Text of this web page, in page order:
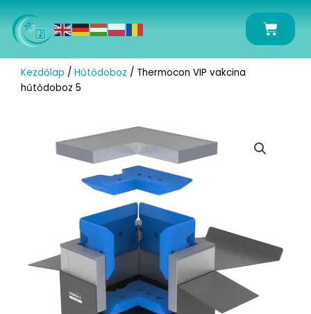
Skip
to
content
Kosár
Kezdőlap / Hűtődoboz / Thermocon VIP vakcina
hűtődoboz 5